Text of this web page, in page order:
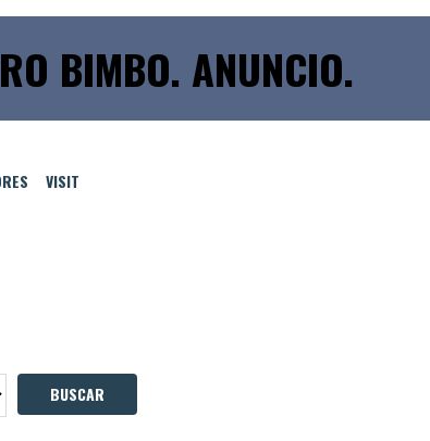
BIMBO. ANUNCIO.
VISIT